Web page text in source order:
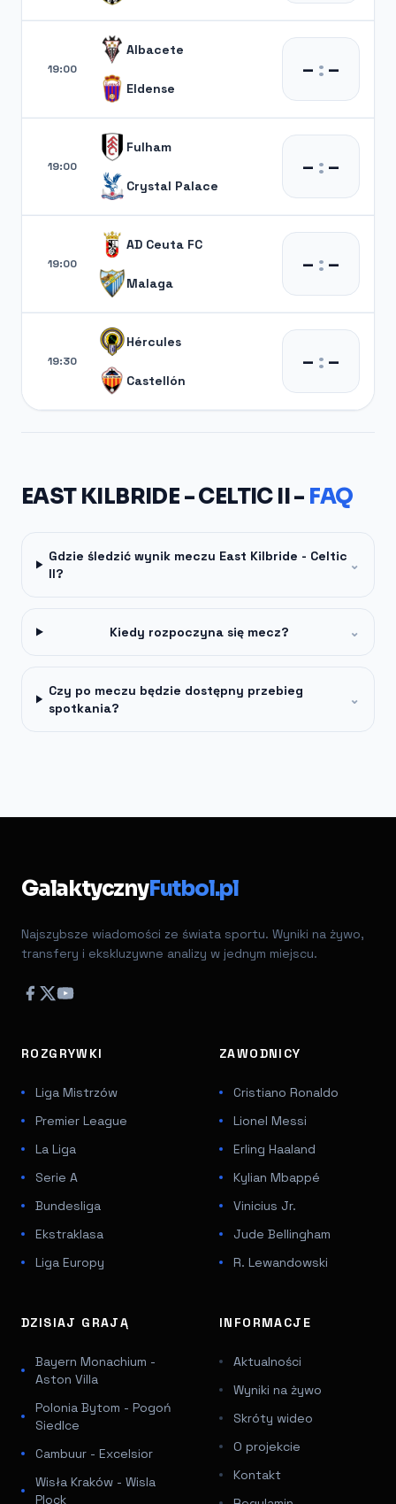
19:00
Albacete
Eldense
– :–
19:00
Fulham
Crystal Palace
– :–
19:00
AD Ceuta FC
Malaga
– :–
19:30
Hércules
Castellón
– :–
EAST KILBRIDE - CELTIC II - FAQ
Gdzie śledzić wynik meczu East Kilbride - Celtic
II?
⌄
Kiedy rozpoczyna się mecz? ⌄
Czy po meczu będzie dostępny przebieg
spotkania?
⌄
GalaktycznyFutbol.pl
Najszybsze wiadomości ze świata sportu. Wyniki na żywo,
transfery i ekskluzywne analizy w jednym miejscu.
ROZGRYWKI
Liga Mistrzów
Premier League
La Liga
Serie A
Bundesliga
Ekstraklasa
Liga Europy
ZAWODNICY
Cristiano Ronaldo
Lionel Messi
Erling Haaland
Kylian Mbappé
Vinicius Jr.
Jude Bellingham
R. Lewandowski
DZISIAJ GRAJĄ
Bayern Monachium -
Aston Villa
Polonia Bytom - Pogoń
Siedlce
Cambuur - Excelsior
Wisła Kraków - Wisla
Plock
INFORMACJE
Aktualności
Wyniki na żywo
Skróty wideo
O projekcie
Kontakt